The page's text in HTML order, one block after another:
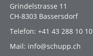
Grindelstrasse 11
CH-8303 Bassersdorf
Telefon: +41 43 288 10 10
Mail: info@schupp.ch